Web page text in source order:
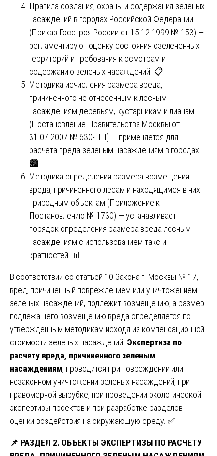
Правила создания, охраны и содержания зеленых
насаждений в городах Российской Федерации
(Приказ Госстроя России от 15.12.1999 № 153) —
регламентируют оценку состояния озелененных
территорий и требования к осмотрам и
содержанию зеленых насаждений. 📋
Методика исчисления размера вреда,
причиненного не отнесенным к лесным
насаждениям деревьям, кустарникам и лианам
(Постановление Правительства Москвы от
31.07.2007 № 630-ПП) — применяется для
расчета вреда зеленым насаждениям в городах.
🏙️
Методика определения размера возмещения
вреда, причиненного лесам и находящимся в них
природным объектам (Приложение к
Постановлению № 1730) — устанавливает
порядок определения размера вреда лесным
насаждениям с использованием такс и
кратностей. 📊
В соответствии со статьей 10 Закона г. Москвы № 17,
вред, причиненный повреждением или уничтожением
зеленых насаждений, подлежит возмещению, а размер
подлежащего возмещению вреда определяется по
утвержденным методикам исходя из компенсационной
стоимости зеленых насаждений. Экспертиза по
расчету вреда, причиненного зеленым
насаждениям, проводится при повреждении или
незаконном уничтожении зеленых насаждений, при
правомерной вырубке, при проведении экологической
экспертизы проектов и при разработке разделов
оценки воздействия на окружающую среду. ✅
📌 РАЗДЕЛ 2. ОБЪЕКТЫ ЭКСПЕРТИЗЫ ПО РАСЧЕТУ